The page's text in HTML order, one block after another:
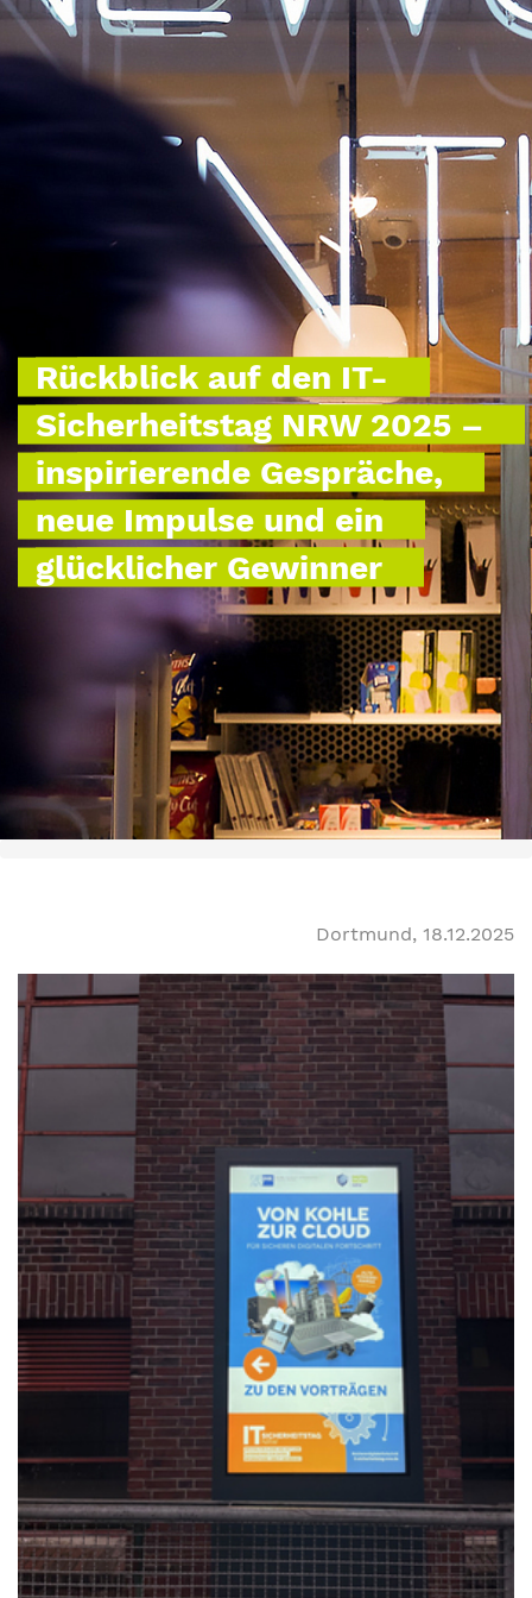
Rückblick auf den IT-
Sicherheitstag NRW 2025 –
inspirierende Gespräche,
neue Impulse und ein
glücklicher Gewinner
Dortmund, 18.12.2025